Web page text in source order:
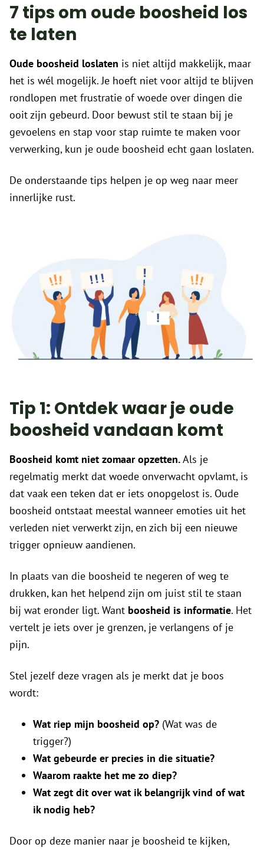
7 tips om oude boosheid los
te laten
Oude boosheid loslaten is niet altijd makkelijk, maar
het is wél mogelijk. Je hoeft niet voor altijd te blijven
rondlopen met frustratie of woede over dingen die
ooit zijn gebeurd. Door bewust stil te staan bij je
gevoelens en stap voor stap ruimte te maken voor
verwerking, kun je oude boosheid echt gaan loslaten.
De onderstaande tips helpen je op weg naar meer
innerlijke rust.
Tip 1: Ontdek waar je oude
boosheid vandaan komt
Boosheid komt niet zomaar opzetten.Als je
regelmatig merkt dat woede onverwacht opvlamt, is
dat vaak een teken dat er iets onopgelost is. Oude
boosheid ontstaat meestal wanneer emoties uit het
verleden niet verwerkt zijn, en zich bij een nieuwe
trigger opnieuw aandienen.
In plaats van die boosheid te negeren of weg te
drukken, kan het helpend zijn om juist stil te staan
bij wat eronder ligt. Want boosheid is informatie. Het
vertelt je iets over je grenzen, je verlangens of je
pijn.
Stel jezelf deze vragen als je merkt dat je boos
wordt:
Wat riep mijn boosheid op? (Wat was de
trigger?)
Wat gebeurde er precies in die situatie?
Waarom raakte het me zo diep?
Wat zegt dit over wat ik belangrijk vind of wat
ik nodig heb?
Door op deze manier naar je boosheid te kijken,